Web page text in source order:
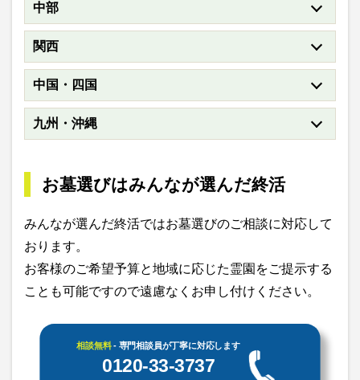
中部
関西
中国・四国
九州・沖縄
お墓選びはみんなが選んだ終活
みんなが選んだ終活ではお墓選びのご相談に対応して
おります。
お客様のご希望予算と地域に応じた霊園をご提示する
ことも可能ですので遠慮なくお申し付けください。
相談無料- 専門相談員が丁寧に対応します
0120-33-3737